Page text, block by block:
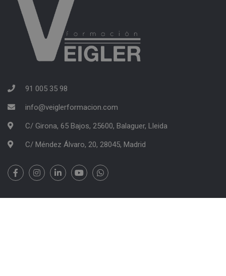
91 005 35 98
info@veiglerformacion.com
C/ Girona, 65 Bajos, 25600, Balaguer, Lleida
C/ Méndez Álvaro, 20, 28045, Madrid